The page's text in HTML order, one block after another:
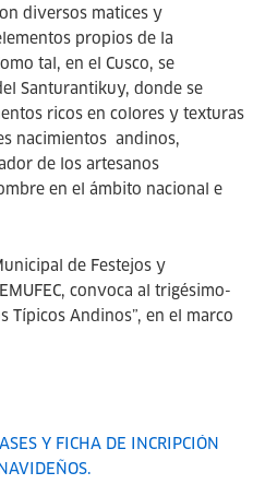
diversos matices y
propios de la
tal, en el Cusco, se
Santurantikuy, donde se
ricos en colores y texturas
nacimientos andinos,
de los artesanos
en el ámbito nacional e
de Festejos y
convoca al trigésimo-
Típicos Andinos”, en el marco
Y FICHA DE INCRIPCIÓN